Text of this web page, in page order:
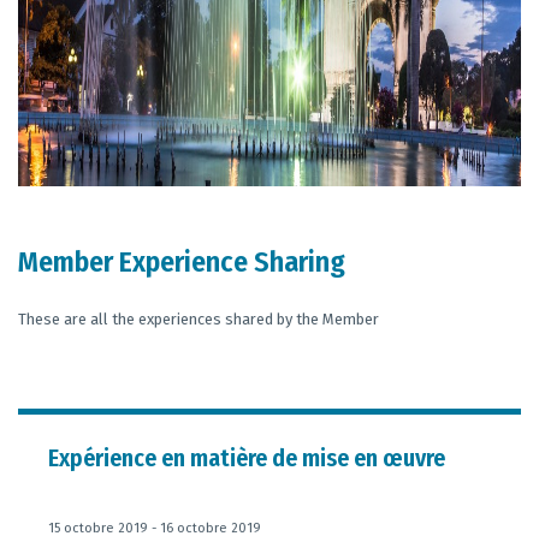
Member Experience Sharing
These are all the experiences shared by the Member
Expérience en matière de mise en œuvre
15 octobre 2019 - 16 octobre 2019